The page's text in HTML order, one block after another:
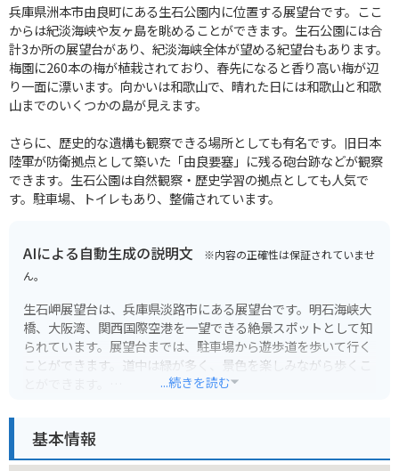
兵庫県洲本市由良町にある生石公園内に位置する展望台です。ここ
からは紀淡海峡や友ヶ島を眺めることができます。生石公園には合
計3か所の展望台があり、紀淡海峡全体が望める紀望台もあります。
梅園に260本の梅が植栽されており、春先になると香り高い梅が辺
り一面に漂います。向かいは和歌山で、晴れた日には和歌山と和歌
山までのいくつかの島が見えます。
さらに、歴史的な遺構も観察できる場所としても有名です。旧日本
陸軍が防衛拠点として築いた「由良要塞」に残る砲台跡などが観察
できます。生石公園は自然観察・歴史学習の拠点としても人気で
す。駐車場、トイレもあり、整備されています。
AIによる自動生成の説明文 ※内容の正確性は保証されていませ
ん。
生石岬展望台は、兵庫県淡路市にある展望台です。明石海峡大
橋、大阪湾、関西国際空港を一望できる絶景スポットとして知
られています。展望台までは、駐車場から遊歩道を歩いて行く
ことができます。道中は緑が多く、景色を楽しみながら歩くこ
向かいましょう。展望台からの景色は素晴らしく、ツーリング
の休憩スポットとしても最適です。特に、夕暮れ時は、空と海
...続きを読む
基本情報